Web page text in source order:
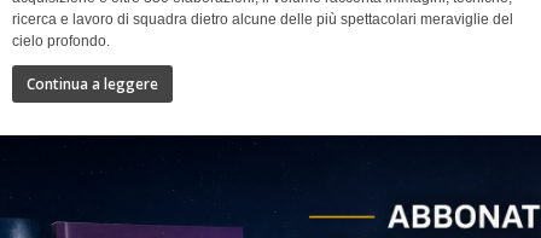
ricerca e lavoro di squadra dietro alcune delle più spettacolari meraviglie del
cielo profondo.
Continua a leggere